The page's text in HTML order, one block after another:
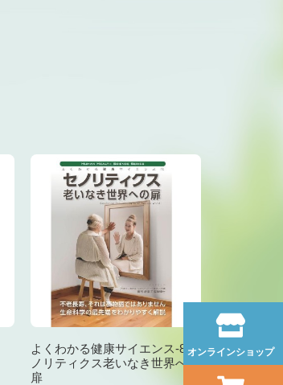
オンラインショップ
よくわかる健康サイエンス-8 セ
ノリティクス老いなき世界への
扉